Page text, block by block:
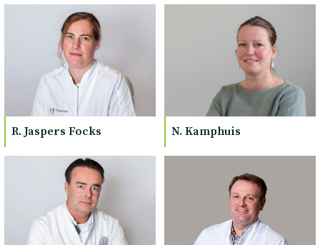
R. Jaspers Focks N. Kamphuis